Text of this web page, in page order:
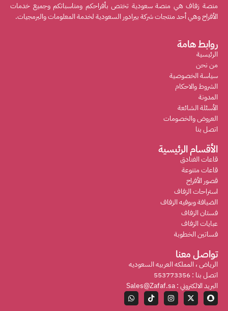
منصة زفاف هي منصة سعودية تختص بأفراحكم ومناسباتكم وجميع خدمات
الأفراح وهي أحد منتجات شركة بيرادور السعودية لخدمة المعلومات والبرمجيات.
روابط هامة
الرئيسية
من نحن
سياسة الخصوصية
الشروط والاحكام
المدونة
الأسئلة الشائعة
العروض والخصومات
اتصل بنا
الأقسام الرئيسية
قاعات الفنادق
قاعات متنوعة
قصور الأفراح
استراحات الزفاف
الضيافة وبوفيه الزفاف
فستان الزفاف
عبايات الزفاف
فساتين الخطوبة
تواصل معنا
الرياض ، المملكه العربيه السعوديه
اتصل بنا : 553773356
البريد الالكتروني : Sales@Zafaf.sa